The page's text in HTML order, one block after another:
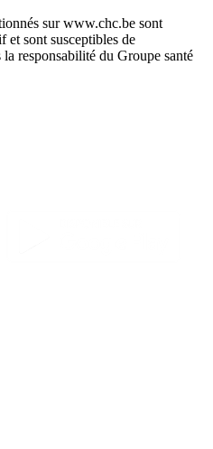
sur www.chc.be sont
et sont susceptibles de
responsabilité du Groupe santé